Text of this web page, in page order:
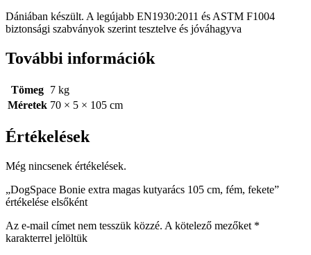
Dániában készült. A legújabb EN1930:2011 és ASTM F1004
biztonsági szabványok szerint tesztelve és jóváhagyva
További információk
Tömeg 7 kg
Méretek 70 × 5 × 105 cm
Értékelések
Még nincsenek értékelések.
„DogSpace Bonie extra magas kutyarács 105 cm, fém, fekete”
értékelése elsőként
Az e-mail címet nem tesszük közzé. A kötelező mezőket *
karakterrel jelöltük